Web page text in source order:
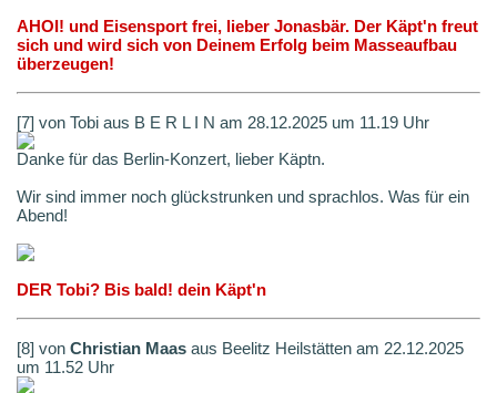
AHOI! und Eisensport frei, lieber Jonasbär. Der Käpt'n freut
sich und wird sich von Deinem Erfolg beim Masseaufbau
überzeugen!
[7] von Tobi aus B E R L I N am 28.12.2025 um 11.19 Uhr
Danke für das Berlin-Konzert, lieber Käptn.
Wir sind immer noch glückstrunken und sprachlos. Was für ein
Abend!
DER Tobi? Bis bald! dein Käpt'n
[8] von Christian Maas aus Beelitz Heilstätten am 22.12.2025
um 11.52 Uhr